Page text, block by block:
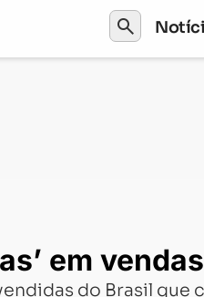
search
vendas no Brasil até R$ 20 mil
em
do Brasil